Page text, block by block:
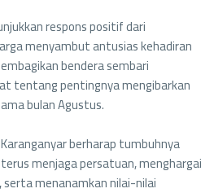
respons positif dari
menyambut antusias kehadiran
bendera sembari
tentang pentingnya mengibarkan
bulan Agustus.
berharap tumbuhnya
menjaga persatuan, menghargai
menanamkan nilai-nilai